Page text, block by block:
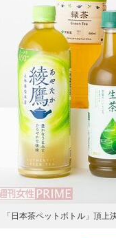
Page 4 ー ト
「日本茶ペットボトル」頂